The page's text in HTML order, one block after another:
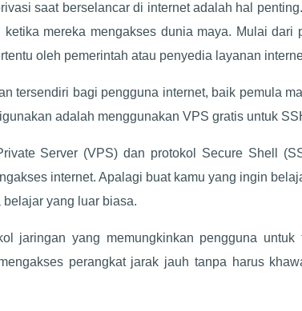
saat berselancar di internet adalah hal
mereka mengakses dunia maya. Mulai dari
oleh pemerintah atau penyedia layanan
tersendiri bagi pengguna internet, baik pemula
adalah menggunakan VPS gratis untuk
Server (VPS) dan protokol Secure Shell
internet. Apalagi buat kamu yang ingin
yang luar biasa.
jaringan yang memungkinkan pengguna untuk
perangkat jarak jauh tanpa harus